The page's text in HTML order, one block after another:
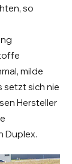
so
milde
setzt sich nie
Hersteller
Duplex.